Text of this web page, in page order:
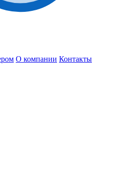
О компании Контакты